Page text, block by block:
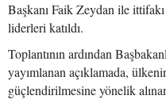
Başkanı Faik Zeydan ile
liderleri katıldı.
Toplantının ardından
yayımlanan açıklamada,
güçlendirilmesine yönelik